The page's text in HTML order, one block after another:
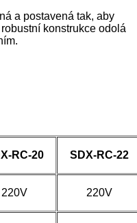
a postavená tak, aby
konstrukce odolá
RC-20 SDX-RC-22
220V 220V